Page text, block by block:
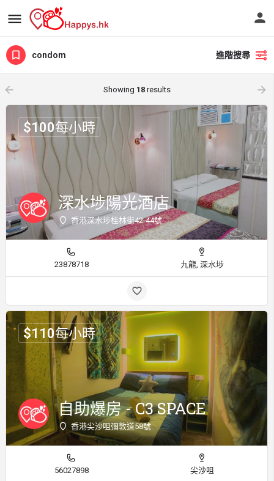
condom 進階搜尋
arrow_backward Showing 18results arrow_forward
深水埗陽光酒店
香港深水埗桂林街42-44號
$100每小時
23878718 九龍, 深水埗
自助爆房 - C3 SPACE
香港尖沙咀彌敦道58號
$110每小時
56027898 尖沙咀